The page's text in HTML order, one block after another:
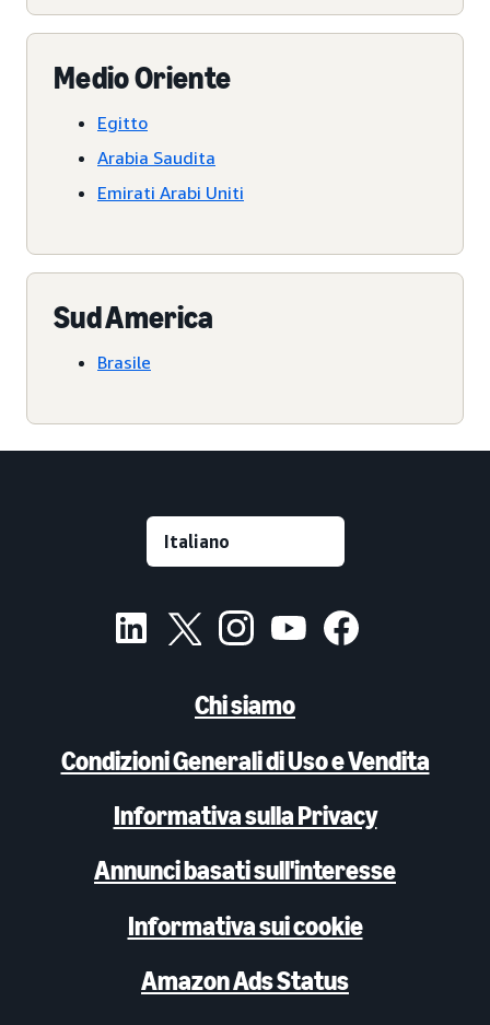
Medio Oriente
Egitto
Arabia Saudita
Emirati Arabi Uniti
Sud America
Brasile
Chi siamo
Condizioni Generali di Uso e Vendita
Informativa sulla Privacy
Annunci basati sull'interesse
Informativa sui cookie
Amazon Ads Status